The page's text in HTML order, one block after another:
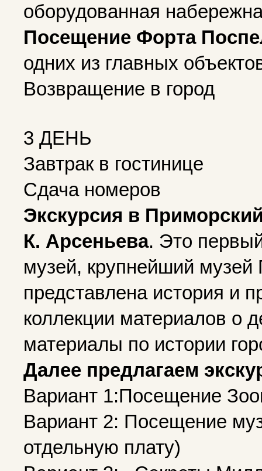
оборудованная
Посещение Форта
одних из главных
Возвращение в город
3 ДЕНЬ
Завтрак в гостинице
Сдача номеров
Экскурсия в
К. Арсеньева. Это
музей, крупнейший музей
представлена история и
коллекции материалов о
материалы по истории
Далее предлагаем
Вариант 1:Посещение
Вариант 2: Посещение
отдельную плату)